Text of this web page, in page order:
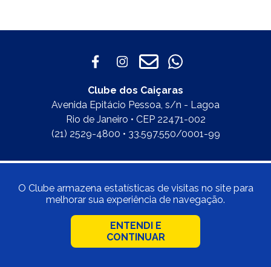
Clube dos Caiçaras
Avenida Epitácio Pessoa, s/n - Lagoa
Rio de Janeiro • CEP 22471-002
(21) 2529-4800 • 33.597.550/0001-99
O Clube armazena estatísticas de visitas no site para
melhorar sua experiência de navegação.
ENTENDI E
CONTINUAR